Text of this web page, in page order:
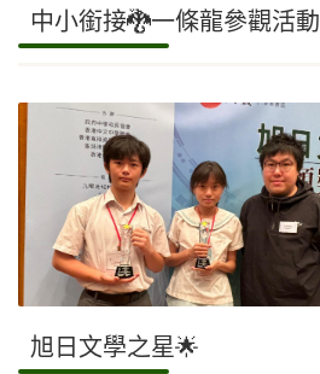
中小銜接🐉一條龍參觀活動
旭日文學之星🌟